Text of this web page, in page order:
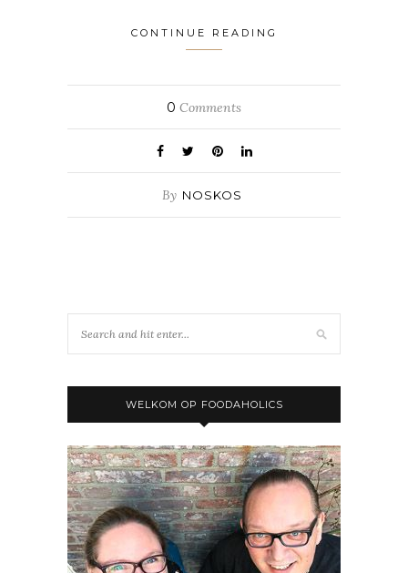
CONTINUE READING
0 Comments
By NOSKOS
WELKOM OP FOODAHOLICS